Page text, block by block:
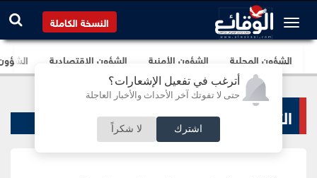
أترغب في تفعيل الإشعارات؟
حتى لا تفوتك آخر الأحداث والأخبار العاجلة
اشترك لا شكراً
النسخة الكاملة
الشؤون المحلية الشؤون الأمنية الشؤون الإقتصادية
التعليم والجامعات